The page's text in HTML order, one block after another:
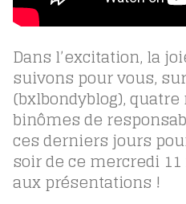
Dans l’excitation, la
suivons pour vous,
(bxlbondyblog),
binômes de
ces derniers jours
soir de ce mercredi
aux présentations !